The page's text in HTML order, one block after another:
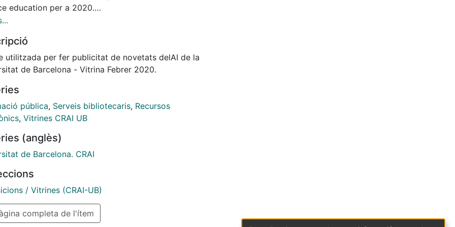
education per a 2020.
el principal productor i editor de recursos de
indexats per PubMed i revisats per experts, que té
Education és una col·lecció de vídeos
a l'ensenyament de tècniques bàsiques de
Abasten una àmplia gamma d’assignatures
com Biologia, Química, Ciències Ambientals,
Medicina Clínica i Enginyeria.
utilitzada per fer publicitat de novetats delAI de la
de Barcelona - Vitrina Febrer 2020.
pública, Serveis bibliotecaris, Recursos
, Vitrines CRAI UB
(anglès)
de Barcelona. CRAI
/ Vitrines (CRAI-UB)
completa de l'ítem